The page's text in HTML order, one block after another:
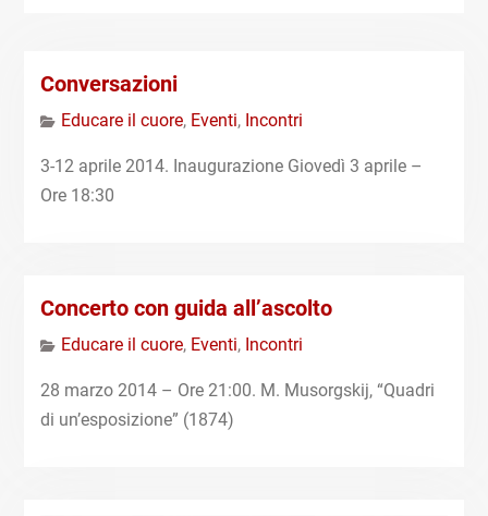
Conversazioni
Educare il cuore, Eventi, Incontri
3-12 aprile 2014. Inaugurazione Giovedì 3 aprile –
Ore 18:30
Concerto con guida all’ascolto
Educare il cuore, Eventi, Incontri
28 marzo 2014 – Ore 21:00. M. Musorgskij, “Quadri
di un’esposizione” (1874)